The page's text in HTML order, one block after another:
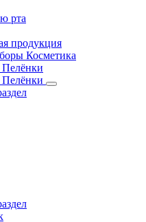
рта
продукция
Косметика